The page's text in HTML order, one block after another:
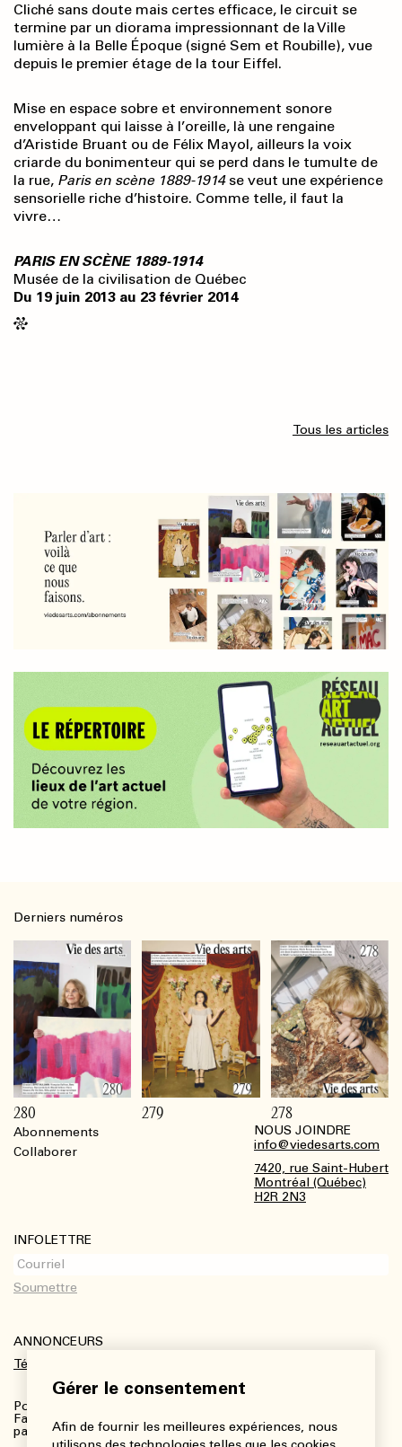
Gérer le consentement
Afin de fournir les meilleures expériences, nous
Cliché sans doute mais certes efficace, le circuit se
termine par un diorama impressionnant de la Ville
lumière à la Belle Époque (signé Sem et Roubille), vue
depuis le premier étage de la tour Eiffel.
Mise en espace sobre et environnement sonore
enveloppant qui laisse à l’oreille, là une rengaine
d’Aristide Bruant ou de Félix Mayol, ailleurs la voix
criarde du bonimenteur qui se perd dans le tumulte de
la rue, Paris en scène 1889-1914se veut une expérience
sensorielle riche d’histoire. Comme telle, il faut la
vivre…
PARIS EN SCÈNE 1889-1914
Musée de la civilisation de Québec
Du 19 juin 2013 au 23 février 2014
Tous les articles
Abonnements
Collaborer
NOUS JOINDRE
info@viedesarts.com
7420, rue Saint-Hubert
Montréal (Québec)
H2R 2N3
INFOLETTRE
ANNONCEURS
Télécharger le kit média
Pour plus de renseignements :
Fanny Charbonneau, Responsable des communications,
partenariats et publicités
Derniers numéros
280 279 278